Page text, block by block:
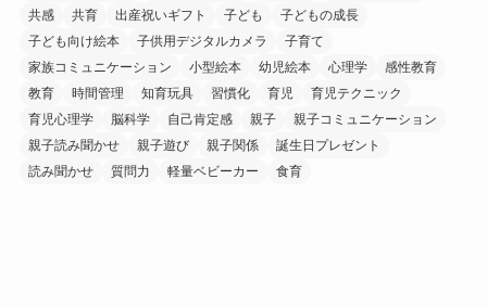
共感
共育 出産祝いギフト 子ども
子どもの成長
子ども向け絵本
子供用デジタルカメラ
子育て
家族コミュニケーション
小型絵本 幼児絵本 心理学
感性教育
教育
時間管理 知育玩具 習慣化 育児
育児テクニック
育児心理学
脳科学 自己肯定感 親子
親子コミュニケーション
親子読み聞かせ
親子遊び 親子関係
誕生日プレゼント
読み聞かせ
質問力 軽量ベビーカー 食育